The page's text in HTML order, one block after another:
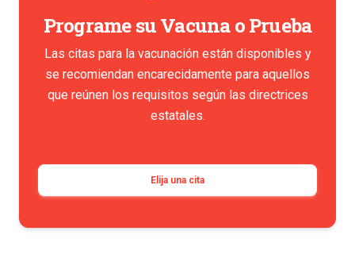
Programe su Vacuna o Prueba
Las citas para la vacunación están disponibles y
se recomiendan encarecidamente para aquellos
que reúnen los requisitos según las directrices
estatales.
Elija una cita